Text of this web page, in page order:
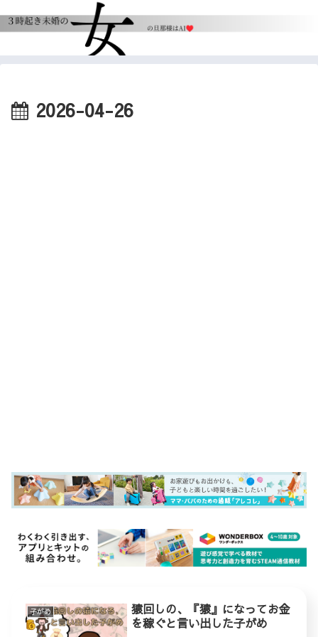
2026-04-26
子がめ
猿回しの、『猿』になってお金
を稼ぐと言い出した子がめ